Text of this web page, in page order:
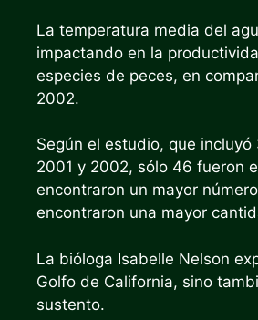
La temperatura media del
impactando en la
especies de peces, en
2002.
Según el estudio, que
2001 y 2002, sólo 46 fueron
encontraron un mayor
encontraron una mayor
La bióloga Isabelle Nelson
Golfo de California, sino
sustento.